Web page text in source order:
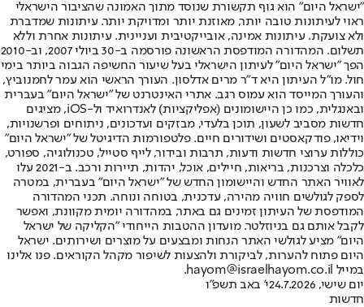
"ישראל היום" הוא גוף תקשורת שנוסד מתוך האמונה שהציבור הישראלי
ראוי לעיתונות טובה יותר, מאוזנת יותר ומדויקת יותר. עיתונות שמדברת
ולא צועקת. עיתונות אמינה, אובייקטיבית ועניינית. עיתונות אחרת וללא
תשלום. המהדורה המודפסת הראשונה פורסמה ב-30 ביולי 2007, וב-2010
הפך "ישראל היום" לעיתון הישראלי בעל שיעור החשיפה הגבוה ביותר בימי
חול. מו"ל העיתון היא ד"ר מרים אדלסון. העורך הראשי הוא עמר לחמנוביץ,
והעורך המייסד הוא עמוס רגב. אתרי האינטרנט של "ישראל היום" בעברית
ובאנגלית, כמו כן היישומונים (אפליקציות) לאנדרואיד ול-iOS, מציגים
חדשות מסביב לשעון, תוכן בלעדי, מבזקים ועדכונים, ניתוחים ופרשנויות,
וידיאו, פודקאסטים ושידורים חיים. פלטפורמות הדיגיטל של "ישראל היום"
כוללות ערוצי חדשות ודעות, תרבות ובידור, לייף סטייל, טכנולוגיה, ספורט,
כלכלה וצרכנות, בריאות, חיילים, אוכל, יהדות, תיירות ורכב. ב-2021 עלו
לאוויר האתר החדש והיישומון החדש של "ישראל היום" בעברית, במטרה
לספק לגולשים חוויה מהירה, עדכנית, בטוחה ונוחה. תכני המהדורה
המודפסת של העיתון זמינים גם באתר, במהדורה יומית מקוונת, ואפשר
לקבל אותם גם בניוזלטר. מועדון ההטבות הייחודי "הקליקה של ישראל
היום" מציע לגולשי האתר הנחות ומבצעים על מוצרים ושירותים. ישראל
היום פתוח להערות, לביקורת ולהצעות לשיפור מקהל הקוראים. פנו אלינו
במייל hayom@israelhayom.co.il.
יום שישי, 24.7.2026
י' באב תשפ"ו
חדשות